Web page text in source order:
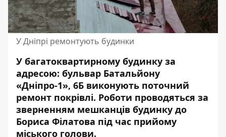
У Дніпрі ремонтують будинки
У багатоквартирному будинку за
адресою: бульвар Батальйону
«Дніпро-1», 6Б виконують поточний
ремонт покрівлі. Роботи проводяться за
зверненням мешканців будинку до
Бориса Філатова під час прийому
міського голови.